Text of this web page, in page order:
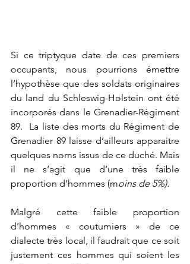
Si ce triptyque date de ces premiers
occupants, nous pourrions émettre
l’hypothèse que des soldats originaires
du land du Schleswig-Holstein ont été
incorporés dans le Grenadier-Régiment
89.  La liste des morts du Régiment de
Grenadier 89 laisse d’ailleurs apparaitre
quelques noms issus de ce duché. Mais
il ne s’agit que d’une très faible
proportion d’hommes (moins de 5%).
Malgré cette faible proportion
d’hommes « coutumiers » de ce
dialecte très local, il faudrait que ce soit
justement ces hommes qui soient les